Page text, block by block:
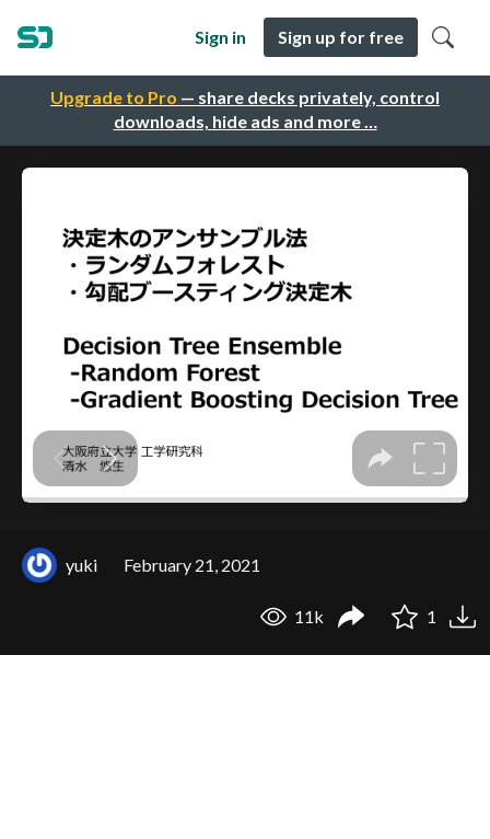
Upgrade to Pro — share decks privately, control
downloads, hide ads and more …
Sign in Sign up for free
yuki February 21, 2021
11k 1